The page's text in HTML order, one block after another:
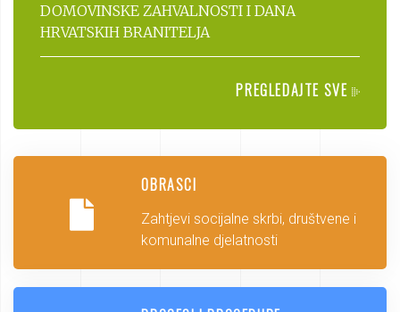
DOMOVINSKE ZAHVALNOSTI I DANA
HRVATSKIH BRANITELJA
PREGLEDAJTE SVE
OBRASCI
Zahtjevi socijalne skrbi, društvene i
komunalne djelatnosti